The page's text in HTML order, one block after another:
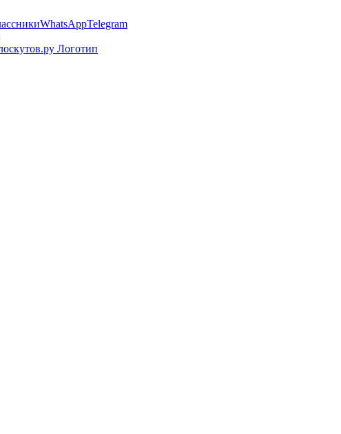
WhatsAppTelegram